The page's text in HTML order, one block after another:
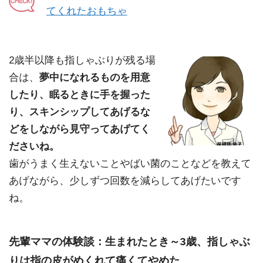
てくれたおもちゃ
2歳半以降も指しゃぶりが残る場
合は、 夢中になれるものを用意
したり、眠るときに手を握った
り、スキンシップしてあげるな
どをしながら見守ってあげてく
ださいね。
歯がうまく生えないことやばい菌のことなどを教えて
あげながら、少しずつ回数を減らしてあげたいです
ね。
先輩ママの体験談：生まれたとき～3歳、指しゃぶ
りは指の皮がめくれて痛くてやめた